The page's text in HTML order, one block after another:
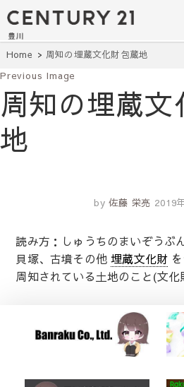
豊田市の中古
住宅・土地・
リノベ物件探
し｜センチュ
リー21豊川
建て・土地探しはセンチュリー21豊
川へ。豊田市内の最新物件情報を随
時更新中！駅近、建築条件無し、ペ
ット可、学区別など、お客様のこだ
単検索。
Home 周知の埋蔵文化財包蔵地
Previous Image
周知の埋蔵文
地
by 佐藤 栄亮 2019
読み方：しゅうちのまいぞうぶ
貝塚、古墳その他埋蔵文化財
周知されている土地のこと(文化